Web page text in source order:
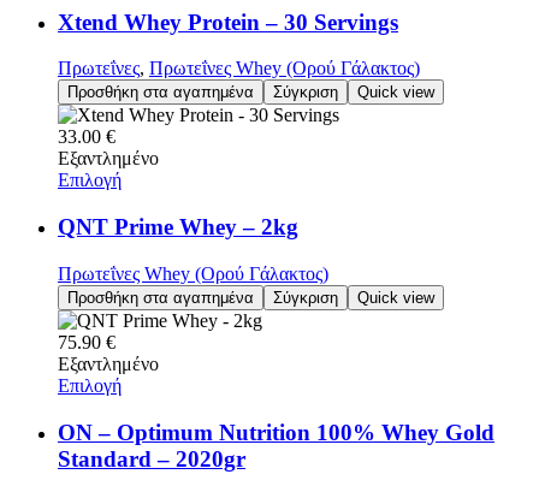
Xtend Whey Protein – 30 Servings
Πρωτεΐνες, Πρωτεΐνες Whey (Ορού Γάλακτος)
Προσθήκη στα αγαπημένα Σύγκριση Quick view
33.00 €
Εξαντλημένο
Επιλογή
QNT Prime Whey – 2kg
Πρωτεΐνες Whey (Ορού Γάλακτος)
Προσθήκη στα αγαπημένα Σύγκριση Quick view
75.90 €
Εξαντλημένο
Επιλογή
ON – Optimum Nutrition 100% Whey Gold
Standard – 2020gr